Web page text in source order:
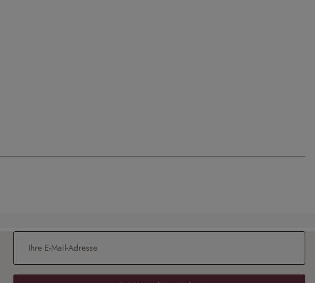
E-Mail-Adresse